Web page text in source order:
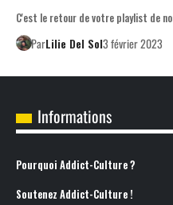
C'est le retour de votre playlist de
ParLilie Del Sol3 février 2023
Informations
Pourquoi Addict-Culture ?
Soutenez Addict-Culture !